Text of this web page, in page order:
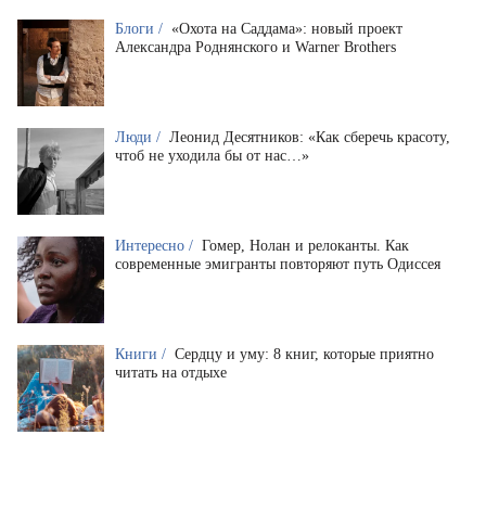
Блоги / «Охота на Саддама»: новый проект
Александра Роднянского и Warner Brothers
Люди / Леонид Десятников: «Как сберечь красоту,
чтоб не уходила бы от нас…»
Интересно / Гомер, Нолан и релоканты. Как
современные эмигранты повторяют путь Одиссея
Книги / Сердцу и уму: 8 книг, которые приятно
читать на отдыхе